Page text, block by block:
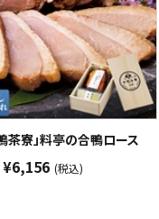
茶寮」料亭の合鴨ロース
¥6,156 (税込)